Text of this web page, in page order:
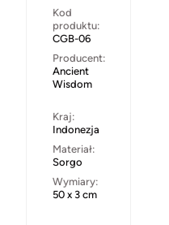
Kod
produktu:
CGB-06
Producent:
Ancient
Wisdom
Kraj:
Indonezja
Materiał:
Sorgo
Wymiary:
50 x 3 cm